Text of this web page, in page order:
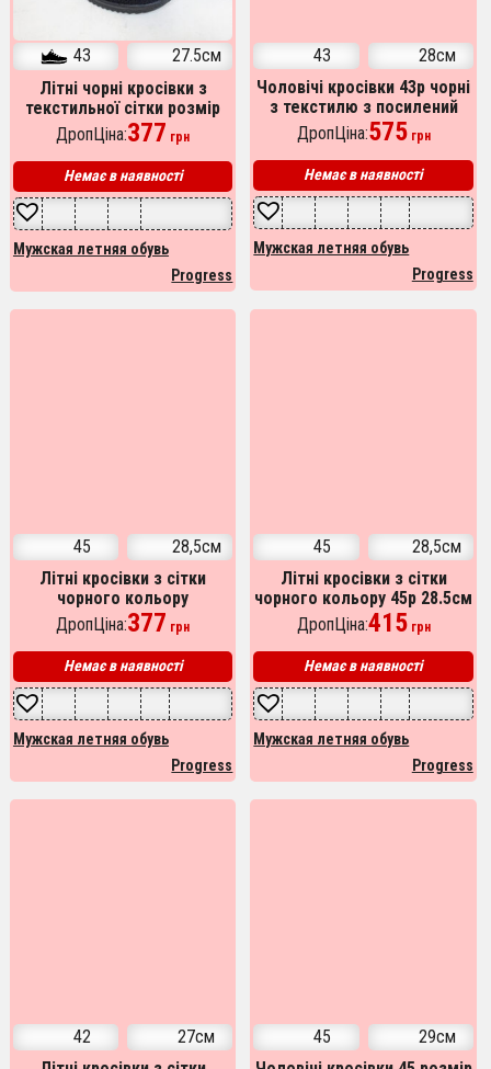
43
27.5см
Літні чорні кросівки з
текстильної сітки розмір
43р 27.5см
ДропЦіна:377 грн
Немає в наявності
Мужская летняя обувь
Progress
43
28см
Чоловічі кросівки 43р чорні
з текстилю з посилений
захистом носка й п’ятки
ДропЦіна:575грн
Немає в наявності
Мужская летняя обувь
Progress
45
28,5см
Літні кросівки з сітки
чорного кольору
українського виробництва
45р 28.5см
ДропЦіна:377 грн
Немає в наявності
Мужская летняя обувь
Progress
45
28,5см
Літні кросівки з сітки
чорного кольору 45р 28.5см
ДропЦіна:415грн
Немає в наявності
Мужская летняя обувь
Progress
42
27см
45
29см